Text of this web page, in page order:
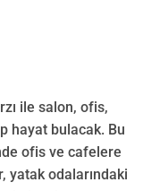
ile salon, ofis,
hayat bulacak. Bu
ofis ve cafelere
yatak odalarındaki